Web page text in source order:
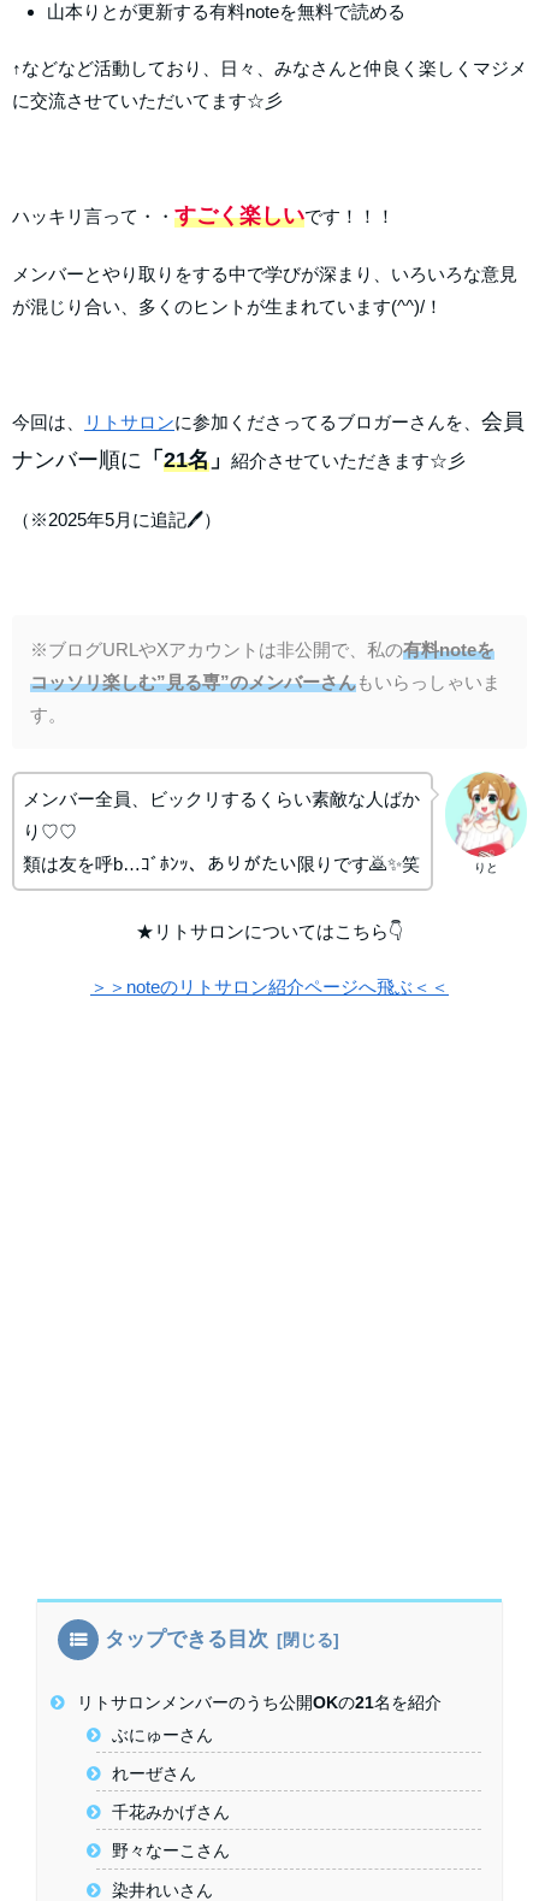
山本りとが更新する有料noteを無料で読める
↑などなど活動しており、日々、みなさんと仲良く楽しくマジメ
に交流させていただいてます☆彡
ハッキリ言って・・ すごく楽しいです！！！
メンバーとやり取りをする中で学びが深まり、いろいろな意見
が混じり合い、多くのヒントが生まれています(^^)/！
今回は、 リトサロンに参加くださってるブロガーさんを、 会員
ナンバー順に 「 21名 」 紹介させていただきます☆彡
（※2025年5月に追記🖊）
※ブログURLやXアカウントは非公開で、私の有料noteを
コッソリ楽しむ”見る専”のメンバーさんもいらっしゃいま
す。
りと
メンバー全員、ビックリするくらい素敵な人ばか
り♡♡
類は友を呼b…ｺﾞﾎﾝｯ、ありがたい限りです🙇✨笑
★リトサロンについてはこちら👇
＞＞noteのリトサロン紹介ページへ飛ぶ＜＜
タップできる目次
リトサロンメンバーのうち公開OKの21名を紹介
ぶにゅーさん
れーぜさん
千花みかげさん
野々なーこさん
染井れいさん